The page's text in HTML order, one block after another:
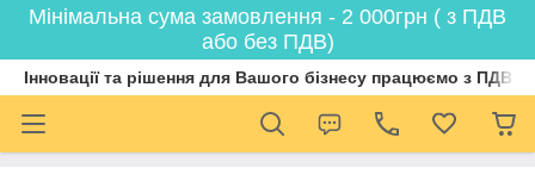
Мінімальна сума замовлення - 2 000грн ( з ПДВ
або без ПДВ)
Інновації та рішення для Вашого бізнесу працюємо з ПДВ